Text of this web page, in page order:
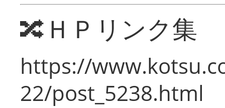
🔀ＨＰリンク集
https://
22/post_5238.html